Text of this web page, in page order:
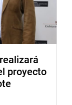
proyecto